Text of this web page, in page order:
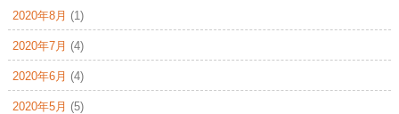
2020年8月 (1)
2020年7月 (4)
2020年6月 (4)
2020年5月 (5)